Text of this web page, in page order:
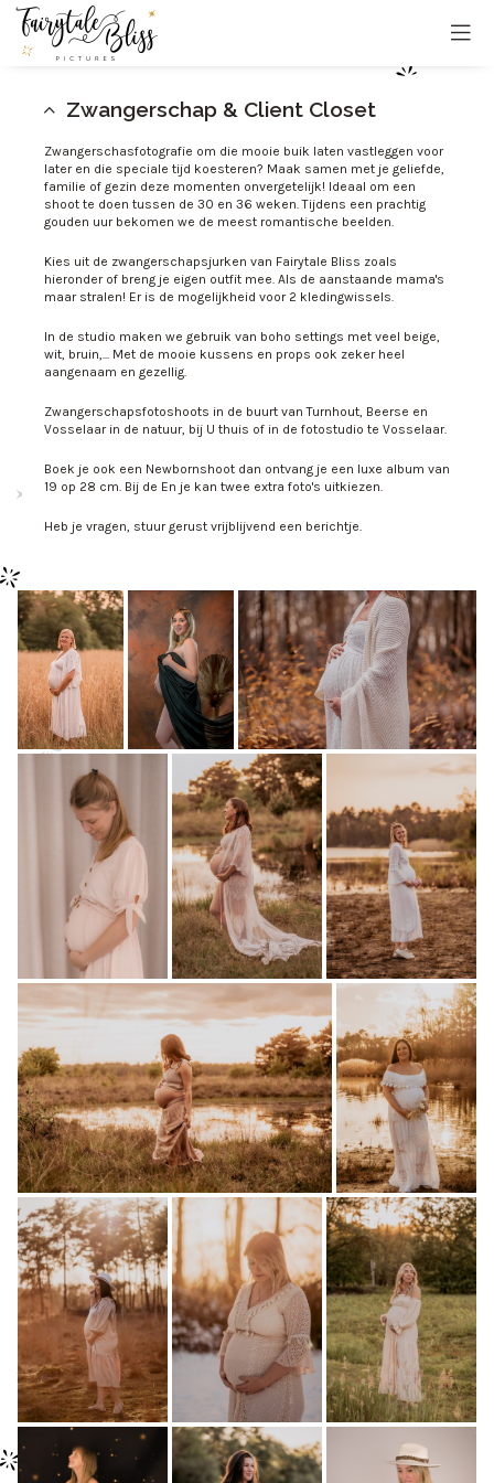
Zwangerschap & Client Closet
Zwangerschasfotografie om die mooie buik laten vastleggen voor
later en die speciale tijd koesteren? Maak samen met je geliefde,
familie of gezin deze momenten onvergetelijk! Ideaal om een
shoot te doen tussen de 30 en 36 weken. Tijdens een prachtig
gouden uur bekomen we de meest romantische beelden.
Kies uit de zwangerschapsjurken van Fairytale Bliss zoals
hieronder of breng je eigen outfit mee. Als de aanstaande mama's
maar stralen! Er is de mogelijkheid voor 2 kledingwissels.
In de studio maken we gebruik van boho settings met veel beige,
wit, bruin,... Met de mooie kussens en props ook zeker heel
aangenaam en gezellig.
Zwangerschapsfotoshoots in de buurt van Turnhout, Beerse en
Vosselaar in de natuur, bij U thuis of in de fotostudio te Vosselaar.
Boek je ook een Newbornshoot dan ontvang je een luxe album van
19 op 28 cm. Bij de En je kan twee extra foto's uitkiezen.
Heb je vragen, stuur gerust vrijblijvend een berichtje.